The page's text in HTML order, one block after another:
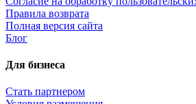
Правила возврата
Полная версия сайта
Блог
Для бизнеса
Стать партнером